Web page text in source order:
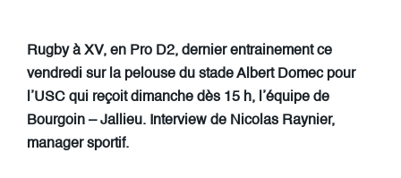
Rugby à XV, en Pro D2, dernier entrainement ce
vendredi sur la pelouse du stade Albert Domec pour
l’USC qui reçoit dimanche dès 15 h, l’équipe de
Bourgoin – Jallieu. Interview de Nicolas Raynier,
manager sportif.